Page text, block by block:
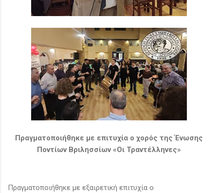
Πραγματοποιήθηκε με επιτυχία ο χορός της Ένωσης
Ποντίων Βριλησσίων «Οι Τραντέλληνες»
Πραγματοποιήθηκε με εξαιρετική επιτυχία ο